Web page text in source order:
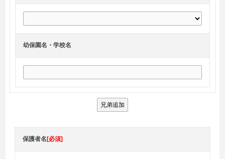
幼保園名・学校名
兄弟追加
保護者名 [必須]